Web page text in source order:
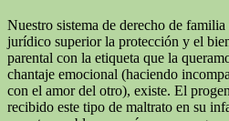
Nuestro sistema de derecho de
jurídico superior la protección y el
parental con la etiqueta que la
chantaje emocional (haciendo
con el amor del otro), existe. El
recibido este tipo de maltrato en su